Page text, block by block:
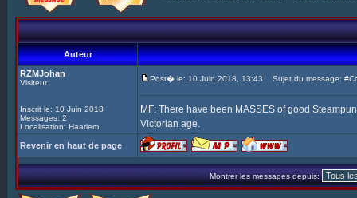
Auteur
RZMJohan
Visiteur
Inscrit le: 10 Juin 2018
Messages: 2
Localisation: Haarlem
Post� le: 10 Juin 2018, 13:43 Sujet du message:
MF: There have been MASSES of good
Victorian age.
Revenir en haut de page
Montrer les messages depuis: